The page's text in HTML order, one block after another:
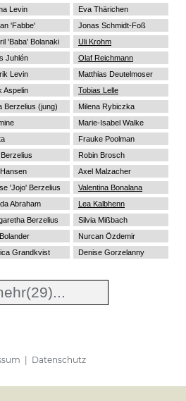
Levin
Eva Thärichen
'Fabbe'
Jonas Schmidt-Foß
'Baba' Bolanaki
Uli Krohm
Juhlén
Olaf Reichmann
Levin
Matthias Deutelmoser
Aspelin
Tobias Lelle
Berzelius (jung)
Milena Rybiczka
Marie-Isabel Walke
Frauke Poolman
Robin Brosch
Axel Malzacher
'Jojo' Berzelius
Valentina Bonalana
Abraham
Lea Kalbhenn
Berzelius
Silvia Mißbach
Nurcan Özdemir
Grandkvist Denise Gorzelanny
(29)...
Datenschutz